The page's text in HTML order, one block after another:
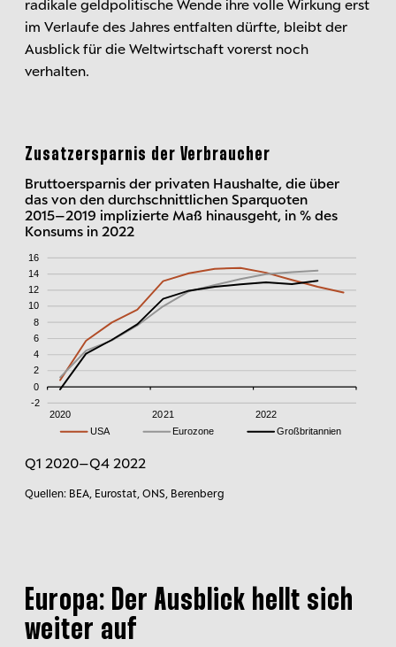
radikale geldpolitische Wende ihre volle Wirkung erst
im Verlaufe des Jahres entfalten dürfte, bleibt der
Ausblick für die Weltwirtschaft vorerst noch
verhalten.
Zusatzersparnis der Verbraucher
Bruttoersparnis der privaten Haushalte, die über
das von den durchschnittlichen Sparquoten
2015–2019 implizierte Maß hinausgeht, in % des
Konsums in 2022
Q1 2020–Q4 2022
Quellen: BEA, Eurostat, ONS, Berenberg
Europa: Der Ausblick hellt sich
weiter auf